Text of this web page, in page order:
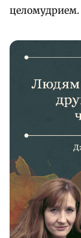
целомудрием.